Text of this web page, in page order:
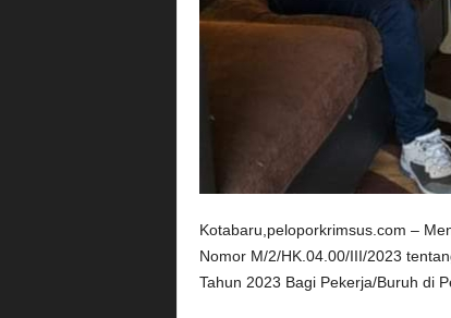
Kotabaru,peloporkrimsus.com –
Nomor M/2/HK.04.00/III/2023
Tahun 2023 Bagi Pekerja/Buruh di